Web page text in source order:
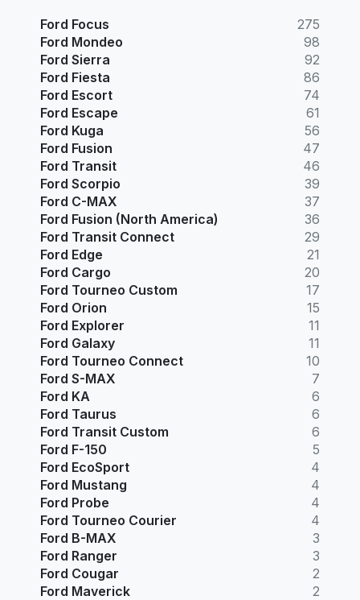
Ford Focus
275
Ford Mondeo
98
Ford Sierra
92
Ford Fiesta
86
Ford Escort
74
Ford Escape
61
Ford Kuga
56
Ford Fusion
47
Ford Transit
46
Ford Scorpio
39
Ford C-MAX
37
Ford Fusion (North America)
36
Ford Transit Connect
29
Ford Edge
21
Ford Cargo
20
Ford Tourneo Custom
17
Ford Orion
15
Ford Explorer
11
Ford Galaxy
11
Ford Tourneo Connect
10
Ford S-MAX
7
Ford KA
6
Ford Taurus
6
Ford Transit Custom
6
Ford F-150
5
Ford EcoSport
4
Ford Mustang
4
Ford Probe
4
Ford Tourneo Courier
4
Ford B-MAX
3
Ford Ranger
3
Ford Cougar
2
Ford Maverick
2